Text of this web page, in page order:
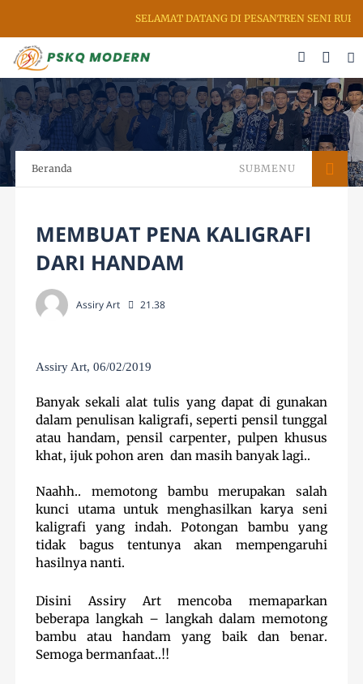
SELAMAT DATANG DI PESANTREN SENI RUPA
Beranda SUBMENU
MEMBUAT PENA KALIGRAFI
DARI HANDAM
Assiry Art 21.38
Assiry Art, 06/02/2019
Banyak sekali alat tulis yang dapat di gunakan
dalam penulisan kaligrafi, seperti pensil tunggal
atau handam, pensil carpenter, pulpen khusus
khat, ijuk pohon aren dan masih banyak lagi..
Naahh.. memotong bambumerupakan salah
kunci utama untuk menghasilkan karya seni
kaligrafi yang indah. Potongan bambu yang
tidak bagus tentunya akan mempengaruhi
hasilnya nanti.
Disini Assiry Art mencoba memaparkan
beberapa langkah – langkah dalam memotong
bambu atau handam yang baik dan benar.
Semoga bermanfaat..!!